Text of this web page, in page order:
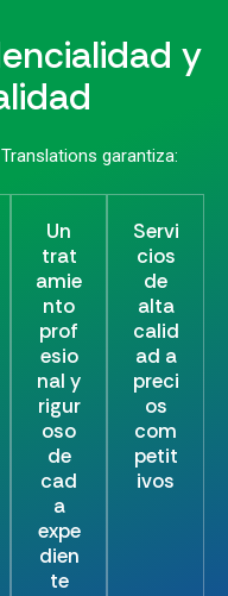
y
garantiza:
Un
trat
amie
nto
prof
esio
nal y
rigur
oso
de
cad
a
expe
dien
te
Servi
cios
de
alta
calid
ad a
preci
os
com
petit
ivos